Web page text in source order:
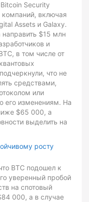
Security
включая
Assets и Galaxy.
направить $15 млн
и
в том числе от
что не
средствами,
или
его изменениям. На
$65 000, а
выделить на
росту
BTC подошел к
уверенный пробой
на спотовый
000, а в случае